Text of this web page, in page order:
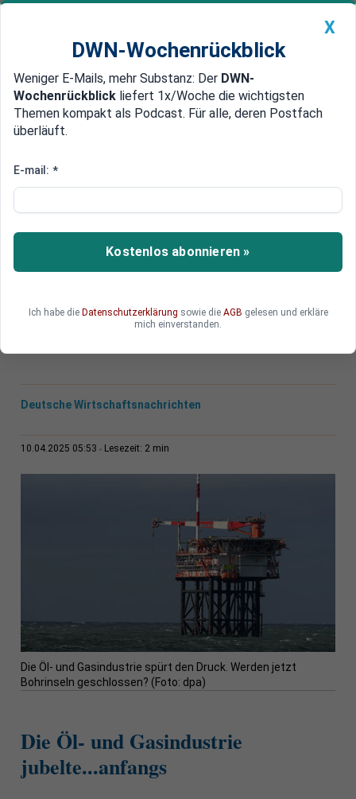
Newsticker MEIN DWN: Geldanlage Premium
Edelmetalle DWN-Magazin China
Boom verpasst? Die Öl- und
Amtszeit
Die Öl- und Gasindustrie erwartete, dass Donald
Trump eine „Goldene Gans“ für die Branche sein
Unternehmen einem erhöhten Preisdruck und
steigenden Zöllen gegenüber.
Deutsche Wirtschaftsnachrichten
10.04.2025 05:53 Lesezeit: 2 min
Die Öl- und Gasindustrie spürt den Druck. Werden jetzt
Bohrinseln geschlossen? (Foto: dpa)
Die Öl- und Gasindustrie
jubelte...anfangs
X
DWN-Wochenrückblick
Weniger E-Mails, mehr Substanz: Der DWN-
Wochenrückblick liefert 1x/Woche die wichtigsten
Themen kompakt als Podcast. Für alle, deren Postfach
überläuft.
E-mail: *
Kostenlos abonnieren »
Ich habe die Datenschutzerklärung sowie die AGB gelesen und erkläre
mich einverstanden.